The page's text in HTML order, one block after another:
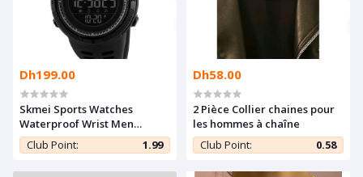
Dh199.00
Skmei Sports Watches
Waterproof Wrist Men
Quartz Analog Digital
Club Point: 1.99
Dh58.00
2 Pièce Collier chaines pour
les hommes à chaîne
Club Point:
0.58